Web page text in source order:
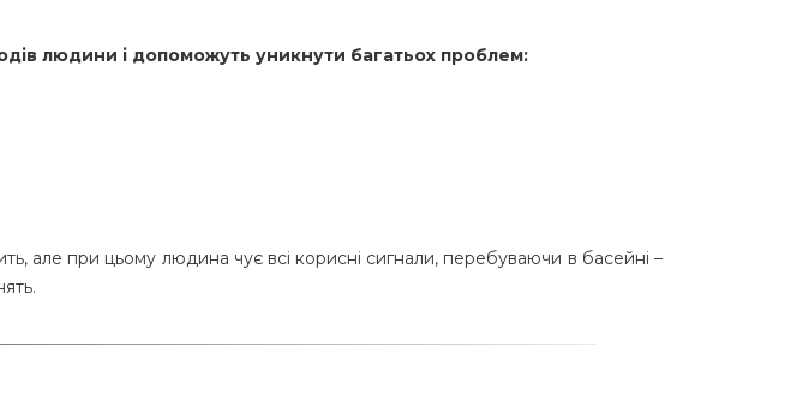
людини і допоможуть уникнути багатьох проблем:
але при цьому людина чує всі корисні сигнали, перебуваючи в басейні –